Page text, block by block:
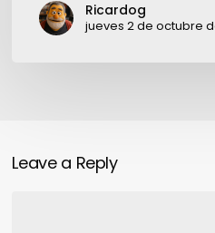
Ricardog
jueves 2 de octubre
Leave a Reply